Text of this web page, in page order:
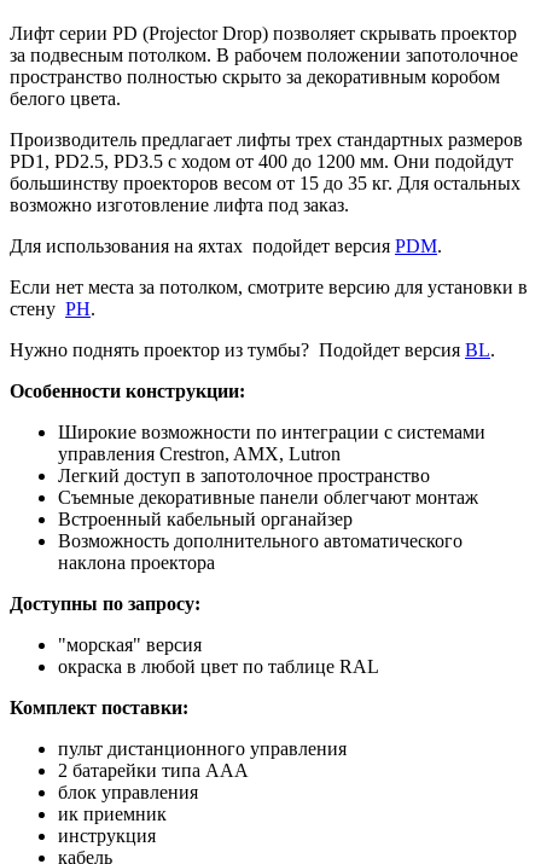
Лифт серии PD (Projector Drop) позволяет скрывать проектор
за подвесным потолком. В рабочем положении запотолочное
пространство полностью скрыто за декоративным коробом
белого цвета.
Производитель предлагает лифты трех стандартных размеров
PD1, PD2.5, PD3.5 с ходом от 400 до 1200 мм. Они подойдут
большинству проекторов весом от 15 до 35 кг. Для остальных
возможно изготовление лифта под заказ.
Для использования на яхтах подойдет версия PDM.
Если нет места за потолком, смотрите версию для установки в
стену PH.
Нужно поднять проектор из тумбы? Подойдет версия BL.
Особенности конструкции:
Широкие возможности по интеграции с системами
управления Crestron, AMX, Lutron
Легкий доступ в запотолочное пространство
Съемные декоративные панели облегчают монтаж
Встроенный кабельный органайзер
Возможность дополнительного автоматического
наклона проектора
Доступны по запросу:
"морская" версия
окраска в любой цвет по таблице RAL
Комплект поставки:
пульт дистанционного управления
2 батарейки типа AAA
блок управления
ик приемник
инструкция
кабель